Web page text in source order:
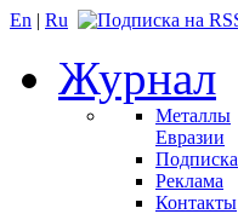
En | Ru
Журнал
Металлы
Евразии
Подписка
Реклама
Контакты